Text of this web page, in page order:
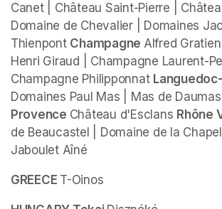
Canet | Château Saint-Pierre |
Domaine de Chevalier | Domaines
Thienpont Champagne Alfred
Henri Giraud | Champagne Laurent-
Champagne Philipponnat
Provence Château d'Esclans Rhône
de Beaucastel | Domaine de la
Jaboulet Aîné
GREECE T-Oinos